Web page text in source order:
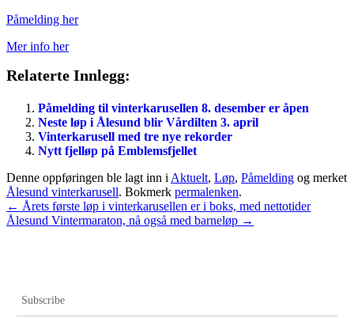
Påmelding her
Mer info her
Relaterte Innlegg:
Påmelding til vinterkarusellen 8. desember er åpen
Neste løp i Ålesund blir Vårdilten 3. april
Vinterkarusell med tre nye rekorder
Nytt fjelløp på Emblemsfjellet
Denne oppføringen ble lagt inn i Aktuelt, Løp, Påmelding og merket
Ålesund vinterkarusell. Bokmerk permalenken.
Innleggsnavigasjon
← Årets første løp i vinterkarusellen er i boks, med nettotider
Ålesund Vintermaraton, nå også med barneløp →
Subscribe